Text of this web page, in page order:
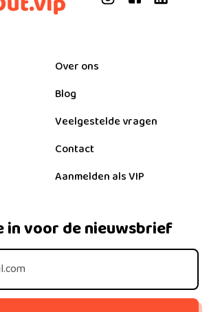
Over ons
Blog
Veelgestelde vragen
Contact
Aanmelden als VIP
in voor de nieuwsbrief